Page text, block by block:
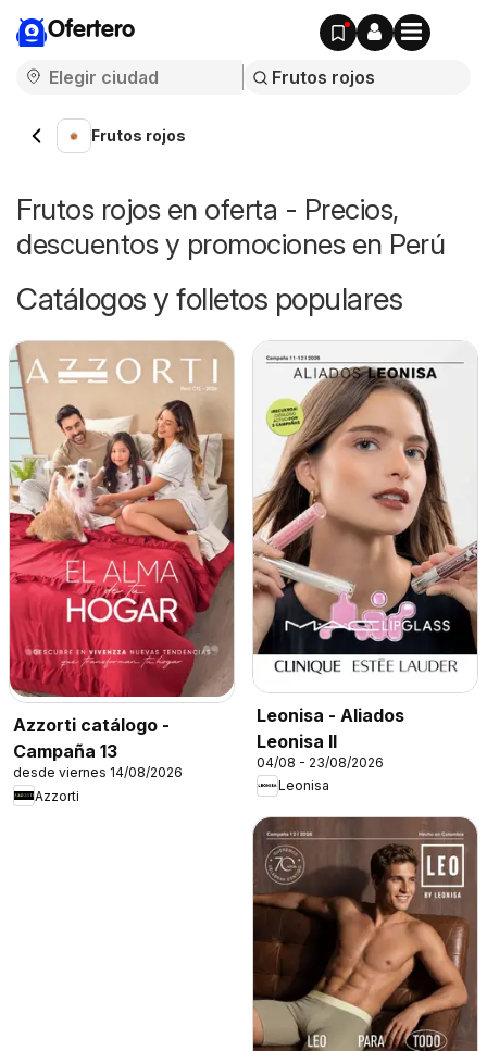
Ofertero
Frutos rojos
Frutos rojos en oferta - Precios,
descuentos y promociones en Perú
Catálogos y folletos populares
Azzorti catálogo -
Campaña 13
desde viernes 14/08/2026
Azzorti
Leonisa - Aliados
Leonisa II
04/08 - 23/08/2026
Leonisa